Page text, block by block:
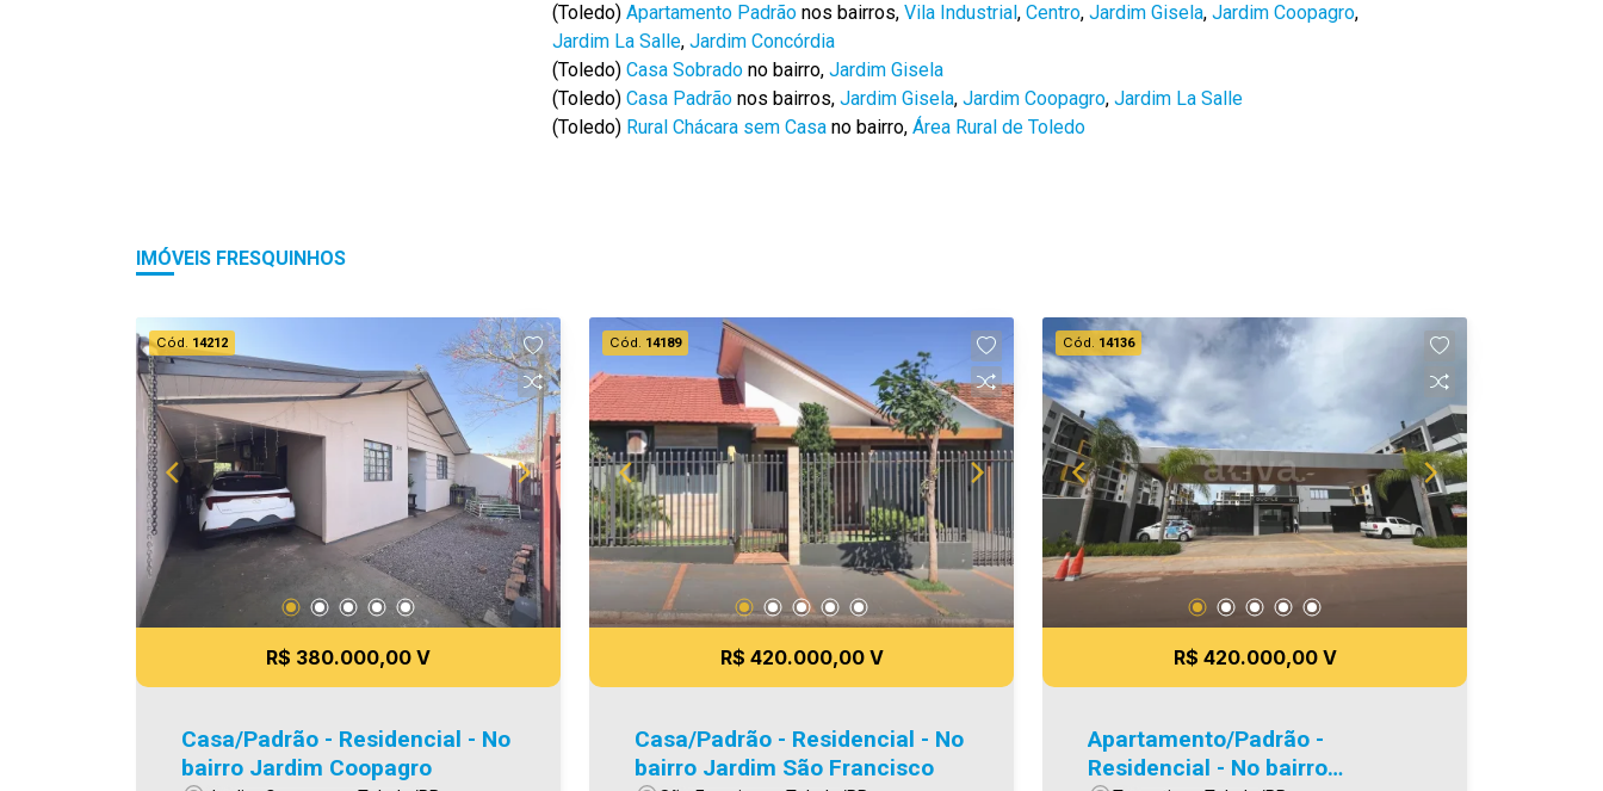
(Toledo) Apartamento Padrãonos bairros, Vila Industrial, Centro, Jardim Gisela, Jardim Coopagro,
Jardim La Salle, Jardim Concórdia
(Toledo) Casa Sobradono bairro, Jardim Gisela
(Toledo) Casa Padrãonos bairros, Jardim Gisela, Jardim Coopagro, Jardim La Salle
(Toledo) Rural Chácara sem Casano bairro, Área Rural de Toledo
IMÓVEIS FRESQUINHOS
Cód. 14212
R$ 380.000,00 V
Casa/Padrão - Residencial - No
bairro Jardim Coopagro
Cód. 14189
R$ 420.000,00 V
Casa/Padrão - Residencial - No
bairro Jardim São Francisco
Cód. 14136
R$ 420.000,00 V
Apartamento/Padrão -
Residencial - No bairro